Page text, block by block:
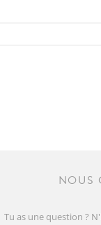
NOUS
Tu as une question ?